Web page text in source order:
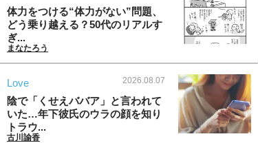
体力をつける“体力がない”問題、
どう乗り越える？50代のリアルす
ぎ...
まなたろう
Love 2026.08.07
陰で「くせえババア」と言われて
いた…年下彼氏のウラの顔を知り
トラウ...
古川諭香